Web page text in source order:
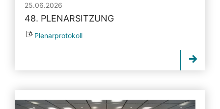
25.06.2026
48. PLENARSITZUNG
Plenarprotokoll